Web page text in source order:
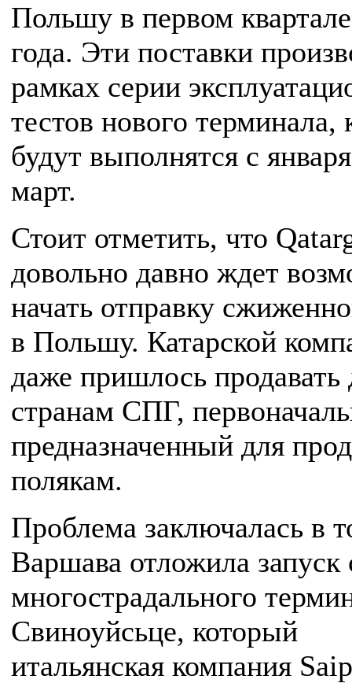
Польшу в первом
года. Эти поставки
рамках серии
тестов нового терминала,
будут выполнятся с
март.
Стоит отметить, что
довольно давно ждет
начать отправку
в Польшу. Катарской
даже пришлось продавать
странам СПГ,
предназначенный для
полякам.
Проблема заключалась в
Варшава отложила запуск
многострадального
Свиноуйсьце, который
итальянская компания